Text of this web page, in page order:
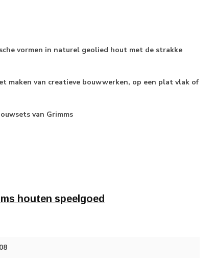
vormen in naturel geolied hout met de strakke
maken van creatieve bouwwerken, op een plat vlak of
van Grimms
houten speelgoed